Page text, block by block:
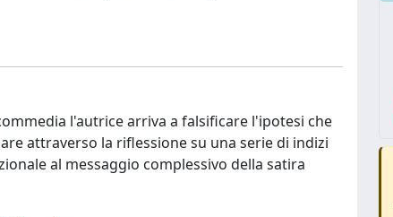
l'autrice arriva a falsificare l'ipotesi che
attraverso la riflessione su una serie di indizi
al messaggio complessivo della satira